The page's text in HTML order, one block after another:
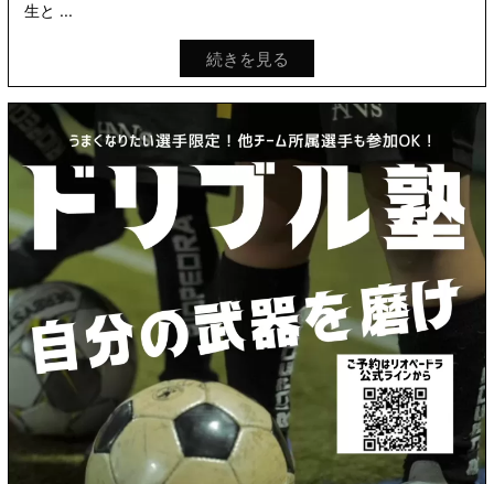
生と ...
続きを見る